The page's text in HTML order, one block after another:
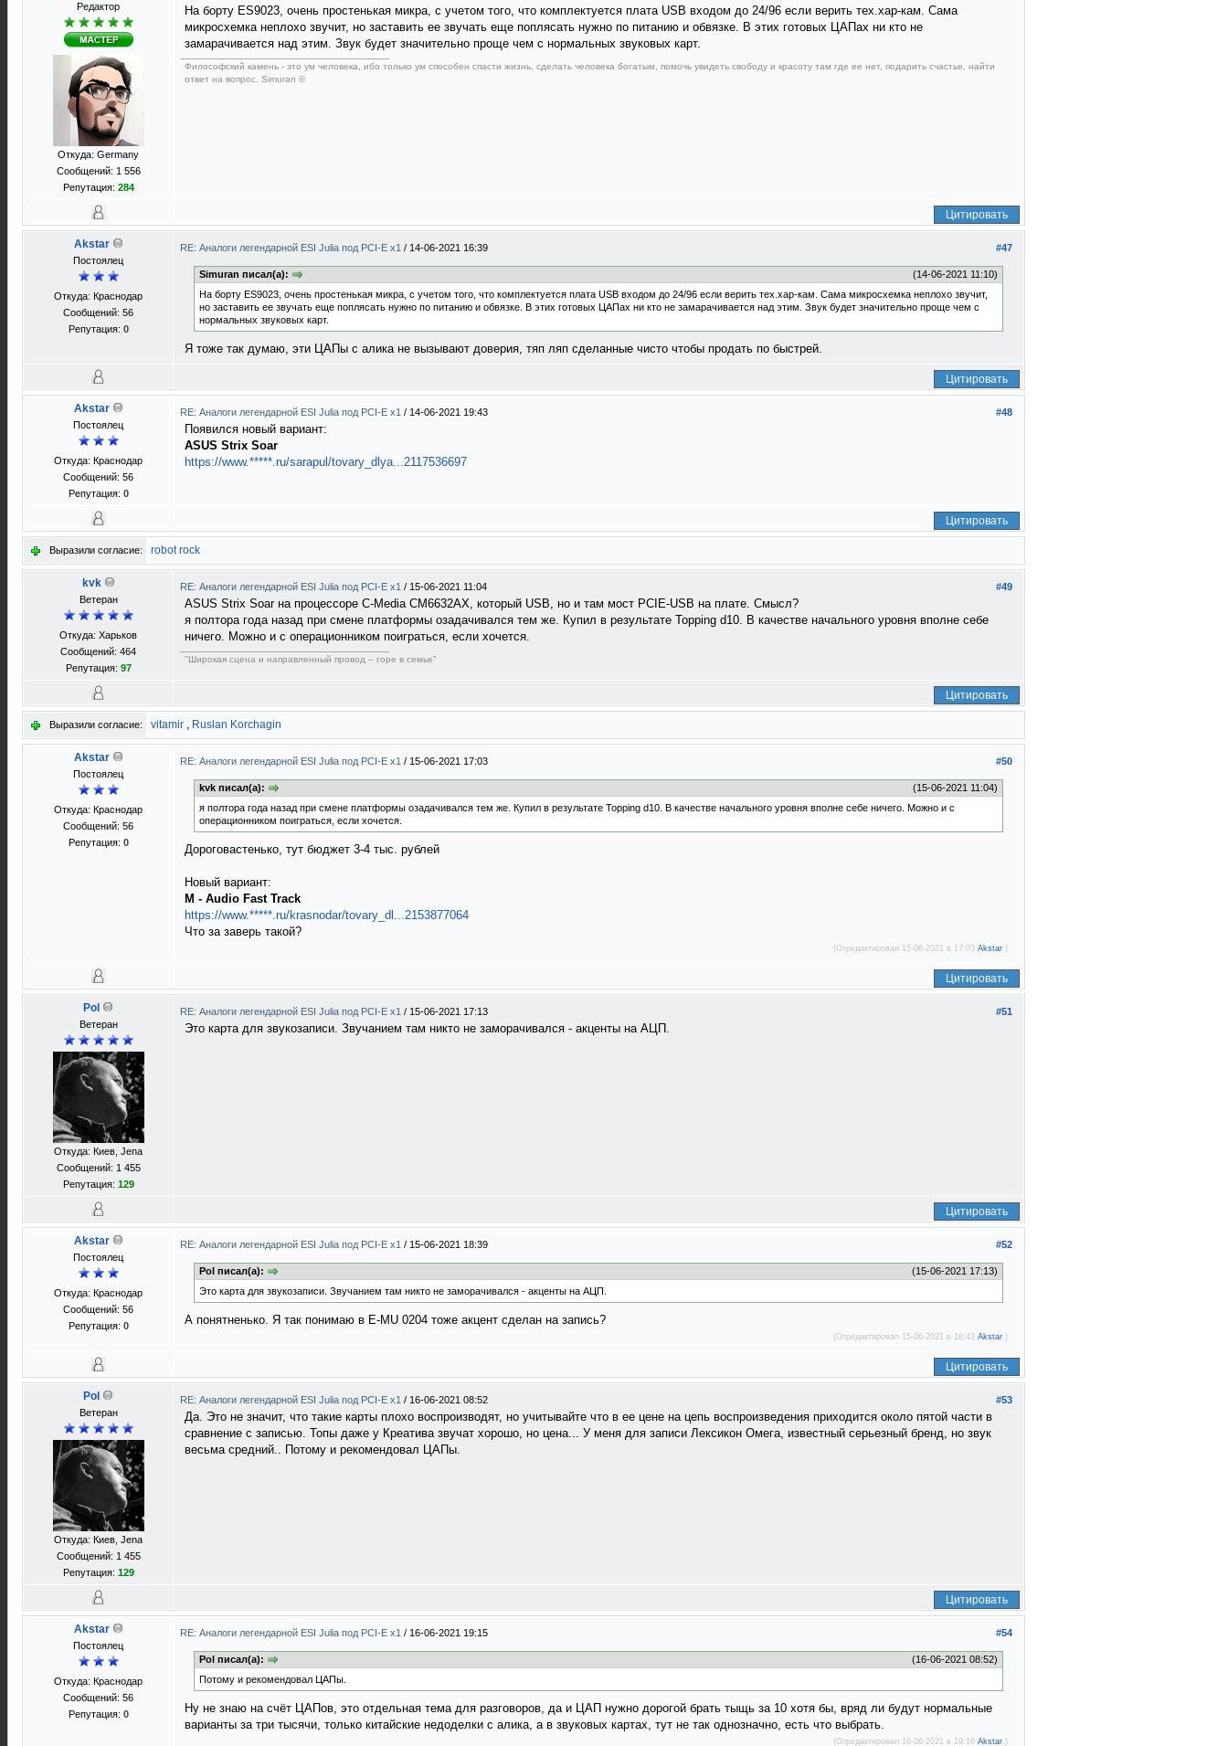
Редактор
Откуда: Germany
Сообщений: 1 556
Репутация: 284
На борту ES9023, очень простенькая микра, с учетом того, что комплектуется плата USB входом до 24/96 если верить тех.хар-кам. Сама
микросхемка неплохо звучит, но заставить ее звучать еще поплясать нужно по питанию и обвязке. В этих готовых ЦАПах ни кто не
замарачивается над этим. Звук будет значительно проще чем с нормальных звуковых карт.
Философский камень - это ум человека, ибо только ум способен спасти жизнь, сделать человека богатым, помочь увидеть свободу и красоту там где ее нет, подарить счастье, найти
ответ на вопрос. Simuran ©
Цитировать
Akstar
Постоялец
Откуда: Краснодар
Сообщений: 56
Репутация: 0
#47
RE: Аналоги легендарной ESI Julia под PCI-E x1 / 14-06-2021 16:39
(14-06-2021 11:10)
Simuran писал(а):
На борту ES9023, очень простенькая микра, с учетом того, что комплектуется плата USB входом до 24/96 если верить тех.хар-кам. Сама микросхемка неплохо звучит,
но заставить ее звучать еще поплясать нужно по питанию и обвязке. В этих готовых ЦАПах ни кто не замарачивается над этим. Звук будет значительно проще чем с
нормальных звуковых карт.
Я тоже так думаю, эти ЦАПы с алика не вызывают доверия, тяп ляп сделанные чисто чтобы продать по быстрей.
Цитировать
Akstar
Постоялец
Откуда: Краснодар
Сообщений: 56
Репутация: 0
#48
RE: Аналоги легендарной ESI Julia под PCI-E x1 / 14-06-2021 19:43
Появился новый вариант:
ASUS Strix Soar
https://www.*****.ru/sarapul/tovary_dlya...2117536697
Цитировать
Выразили согласие: robot rock
kvk
Ветеран
Откуда: Харьков
Сообщений: 464
Репутация: 97
#49
RE: Аналоги легендарной ESI Julia под PCI-E x1 / 15-06-2021 11:04
ASUS Strix Soar на процессоре C-Media CM6632AX, который USB, но и там мост PCIE-USB на плате. Смысл?
я полтора года назад при смене платформы озадачивался тем же. Купил в результате Topping d10. В качестве начального уровня вполне себе
ничего. Можно и с операционником поиграться, если хочется.
"Широкая сцена и направленный провод – горе в семье"
Цитировать
Выразили согласие: vitamir , Ruslan Korchagin
Akstar
Постоялец
Откуда: Краснодар
Сообщений: 56
Репутация: 0
#50
RE: Аналоги легендарной ESI Julia под PCI-E x1 / 15-06-2021 17:03
(15-06-2021 11:04)
kvk писал(а):
я полтора года назад при смене платформы озадачивался тем же. Купил в результате Topping d10. В качестве начального уровня вполне себе ничего. Можно и с
операционником поиграться, если хочется.
Дороговастенько, тут бюджет 3-4 тыс. рублей
Новый вариант:
M - Audio Fast Track
https://www.*****.ru/krasnodar/tovary_dl...2153877064
Что за заверь такой?
(Отредактировал 15-06-2021 в 17:03 Akstar.)
Цитировать
Pol
Ветеран
Откуда: Киев, Jena
Сообщений: 1 455
Репутация: 129
#51
RE: Аналоги легендарной ESI Julia под PCI-E x1 / 15-06-2021 17:13
Это карта для звукозаписи. Звучанием там никто не заморачивался - акценты на АЦП.
Цитировать
Akstar
Постоялец
Откуда: Краснодар
Сообщений: 56
Репутация: 0
#52
RE: Аналоги легендарной ESI Julia под PCI-E x1 / 15-06-2021 18:39
(15-06-2021 17:13)
Pol писал(а):
Это карта для звукозаписи. Звучанием там никто не заморачивался - акценты на АЦП.
А понятненько. Я так понимаю в E-MU 0204 тоже акцент сделан на запись?
(Отредактировал 15-06-2021 в 18:43 Akstar.)
Цитировать
Pol
Ветеран
Откуда: Киев, Jena
Сообщений: 1 455
Репутация: 129
#53
RE: Аналоги легендарной ESI Julia под PCI-E x1 / 16-06-2021 08:52
Да. Это не значит, что такие карты плохо воспроизводят, но учитывайте что в ее цене на цепь воспроизведения приходится около пятой части в
сравнение с записью. Топы даже у Креатива звучат хорошо, но цена... У меня для записи Лексикон Омега, известный серьезный бренд, но звук
весьма средний.. Потому и рекомендовал ЦАПы.
Цитировать
Akstar
Постоялец
Откуда: Краснодар
Сообщений: 56
Репутация: 0
#54
RE: Аналоги легендарной ESI Julia под PCI-E x1 / 16-06-2021 19:15
(16-06-2021 08:52)
Pol писал(а):
Потому и рекомендовал ЦАПы.
Ну не знаю на счёт ЦАПов, это отдельная тема для разговоров, да и ЦАП нужно дорогой брать тыщь за 10 хотя бы, вряд ли будут нормальные
варианты за три тысячи, только китайские недоделки с алика, а в звуковых картах, тут не так однозначно, есть что выбрать.
(Отредактировал 16-06-2021 в 19:16 Akstar.)